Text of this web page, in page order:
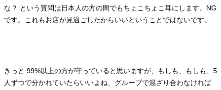
な？ という質問は日本人の方の間でもちょこちょこ耳にします。NG
です。これもお店が見過ごしたからいいということではないです。
きっと 99%以上の方が守っていると思いますが、もしも、もしも、5
人ずつで分かれていたらいいよね、グループで混ざり合わなければ